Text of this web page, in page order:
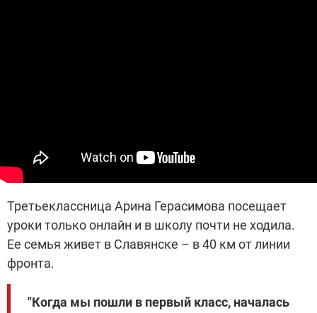
Третьеклассница Арина Герасимова посещает
уроки только онлайн и в школу почти не ходила.
Ее семья живет в Славянске – в 40 км от линии
фронта.
"Когда мы пошли в первый класс, началась